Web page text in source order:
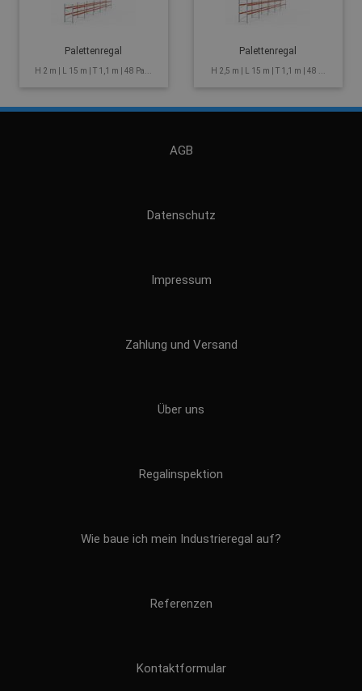
Palettenregal
H 2 m | L 15 m | T 1,1 m | 48 Pa...
Palettenregal
H 2,5 m | L 15 m | T 1,1 m | 48 ...
AGB
Datenschutz
Impressum
Zahlung und Versand
Über uns
Regalinspektion
Wie baue ich mein Industrieregal auf?
Referenzen
Kontaktformular